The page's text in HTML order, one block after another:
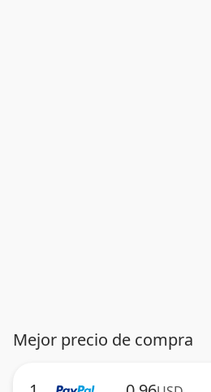
Mejor precio de compra